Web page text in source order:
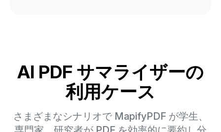
AI PDF サマライザーの
利用ケース
さまざまなシナリオで MapifyPDF が学生、